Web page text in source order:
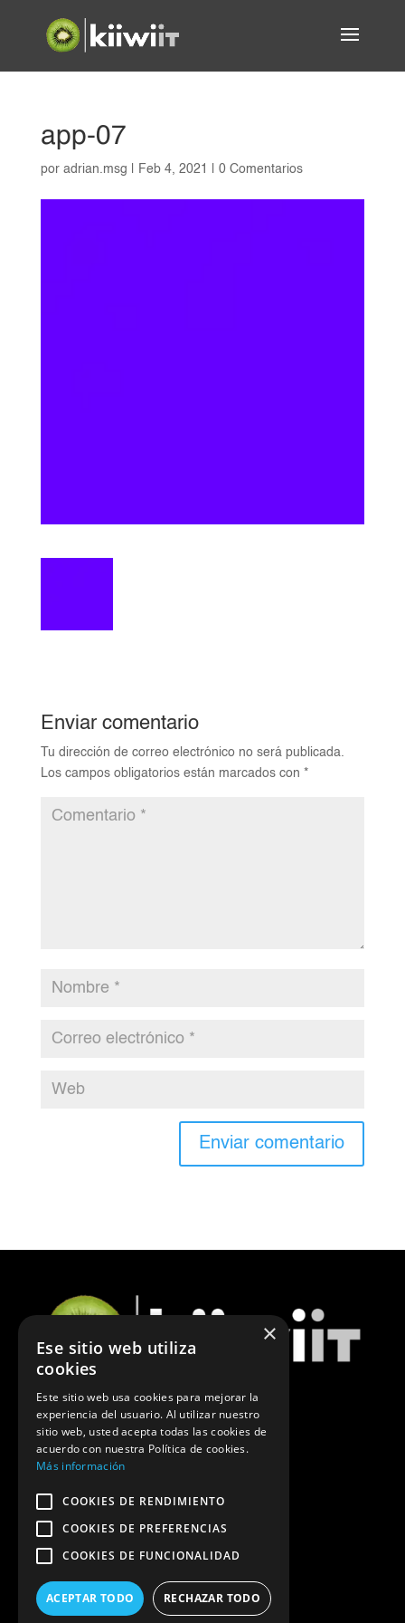
app-07
por adrian.msg Feb 4, 2021 0 Comentarios
Enviar comentario
Tu dirección de correo electrónico no será publicada.
Los campos obligatorios están marcados con *
ÚLTIMAS NOTICIAS DE MARKETING
POLÍTICA DE PRIVACIDAD
×
Ese sitio web utiliza
cookies
Este sitio web usa cookies para mejorar la
experiencia del usuario. Al utilizar nuestro
sitio web, usted acepta todas las cookies de
acuerdo con nuestra Política de cookies.
Más información
COOKIES DE RENDIMIENTO
COOKIES DE PREFERENCIAS
COOKIES DE FUNCIONALIDAD
ACEPTAR TODO RECHAZAR TODO